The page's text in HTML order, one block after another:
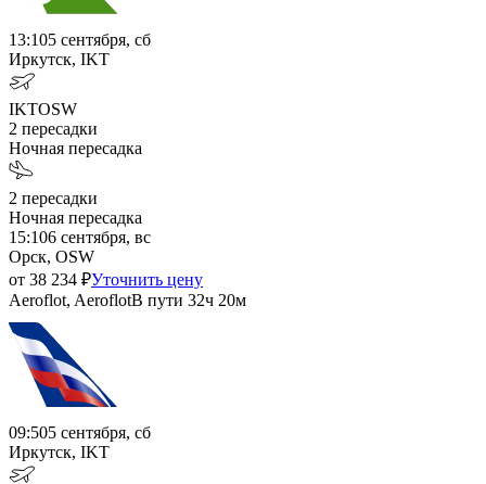
13:105 сентября, сб
Иркутск, IKT
IKTOSW
2 пересадки
Ночная пересадка
2 пересадки
Ночная пересадка
15:106 сентября, вс
Орск, OSW
от 38 234 ₽Уточнить цену
Aeroflot, AeroflotВ пути 32ч 20м
09:505 сентября, сб
Иркутск, IKT